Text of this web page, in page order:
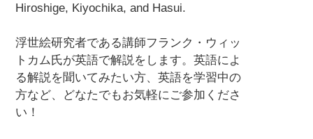
Hiroshige, Kiyochika, and Hasui.
浮世絵研究者である講師フランク・ウィッ
トカム氏が英語で解説をします。英語によ
る解説を聞いてみたい方、英語を学習中の
方など、どなたでもお気軽にご参加くださ
い！